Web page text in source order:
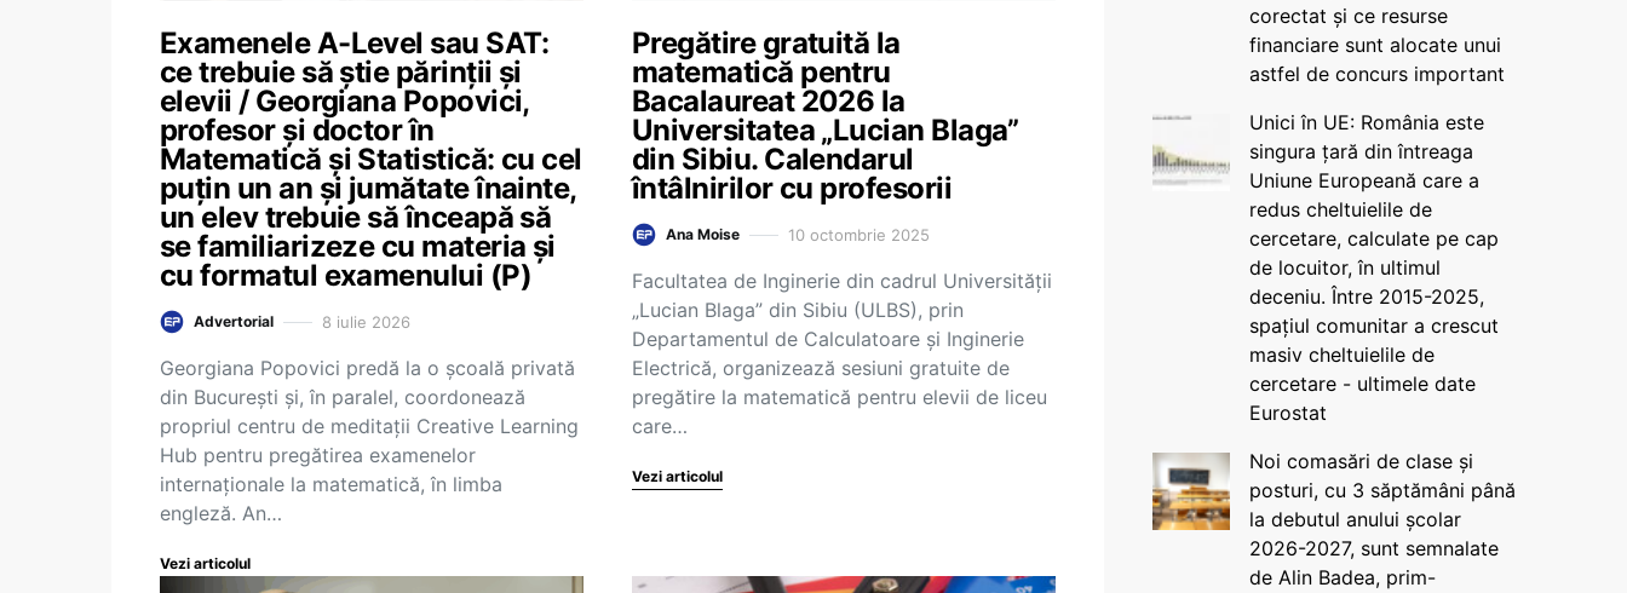
Examenele A-Level sau SAT:
ce trebuie să știe părinții și
elevii / Georgiana Popovici,
profesor și doctor în
Matematică și Statistică: cu cel
puțin un an și jumătate înainte,
un elev trebuie să înceapă să
se familiarizeze cu materia și
cu formatul examenului (P)
Advertorial 8 iulie 2026
Georgiana Popovici predă la o școală privată
din București și, în paralel, coordonează
propriul centru de meditații Creative Learning
Hub pentru pregătirea examenelor
internaționale la matematică, în limba
engleză. An…
Vezi articolul
Pregătire gratuită la
matematică pentru
Bacalaureat 2026 la
Universitatea „Lucian Blaga”
din Sibiu. Calendarul
întâlnirilor cu profesorii
Ana Moise 10 octombrie 2025
Facultatea de Inginerie din cadrul Universității
„Lucian Blaga” din Sibiu (ULBS), prin
Departamentul de Calculatoare și Inginerie
Electrică, organizează sesiuni gratuite de
pregătire la matematică pentru elevii de liceu
care…
Vezi articolul
corectat și ce resurse
financiare sunt alocate unui
astfel de concurs important
Unici în UE: România este
singura țară din întreaga
Uniune Europeană care a
redus cheltuielile de
cercetare, calculate pe cap
de locuitor, în ultimul
deceniu. Între 2015-2025,
spațiul comunitar a crescut
masiv cheltuielile de
cercetare - ultimele date
Eurostat
Noi comasări de clase și
posturi, cu 3 săptămâni până
la debutul anului școlar
2026-2027, sunt semnalate
de Alin Badea, prim-